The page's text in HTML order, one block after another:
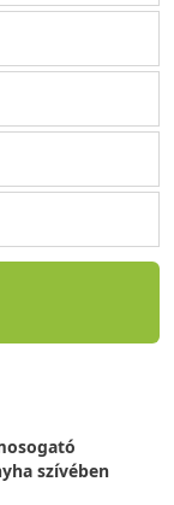
szívében